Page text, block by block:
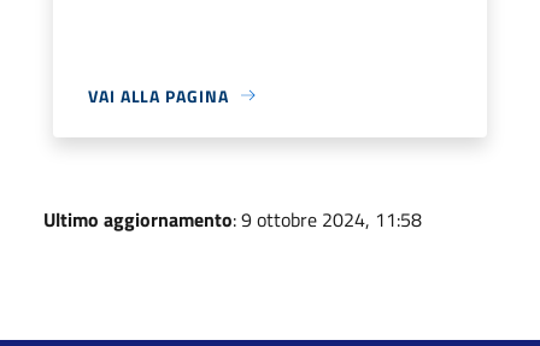
VAI ALLA PAGINA
Ultimo aggiornamento: 9 ottobre 2024, 11:58